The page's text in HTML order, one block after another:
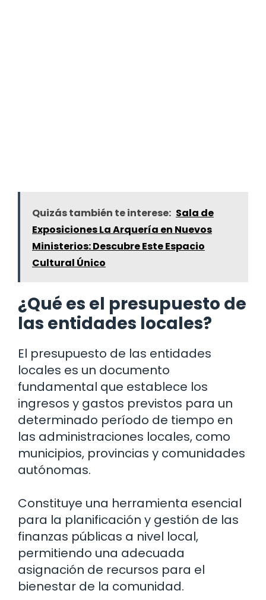
Quizás también te interese: Sala de
Exposiciones La Arquería en Nuevos
Ministerios: Descubre Este Espacio
Cultural Único
¿Qué es el presupuesto de
las entidades locales?
El presupuesto de las entidades
locales es un documento
fundamental que establece los
ingresos y gastos previstos para un
determinado período de tiempo en
las administraciones locales, como
municipios, provincias y comunidades
autónomas.
Constituye una herramienta esencial
para la planificación y gestión de las
finanzas públicas a nivel local,
permitiendo una adecuada
asignación de recursos para el
bienestar de la comunidad.